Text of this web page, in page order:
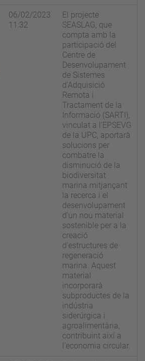
06/02/2023
11:32
El projecte
SEASLAG, que
compta amb la
participació del
Centre de
Desenvolupament
de Sistemes
d'Adquisició
Remota i
Tractament de la
Informació (SARTI),
vinculat a l’EPSEVG
de la UPC, aportarà
solucions per
combatre la
disminució de la
biodiversitat
marina mitjançant
la recerca i el
desenvolupament
d'un nou material
sostenible per a la
creació
d'estructures de
regeneració
marina. Aquest
material
incorporarà
subproductes de la
indústria
siderúrgica i
agroalimentària,
contribuint així a
l’economia circular.